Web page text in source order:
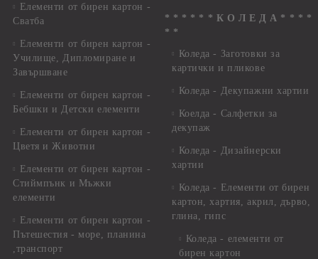
Елементи от бирен картон -
Сватба
Елементи от бирен картон -
Училище, Дипломиране и
Завършване
Елементи от бирен картон -
Бебшки и Детски елементи
Елементи от бирен картон -
Цветя и Животни
Елементи от бирен картон -
Стиймпънк и Мъжки
елементи
Елементи от бирен картон -
Пътешестия - море, планина
,транспорт
* * * * * * К О Л Е Д А * * * *
* *
Коледа - Заготовки за
картички и пликове
Коледа - Декупажни хартии
Коелда - Салфетки за
декупаж
Коледа - Дизайнерски
хартии
Коледа - Eлементи от бирен
картон, хартия, акрил, дърво,
глина, гипс
Коледа - елементи от
бирен картон